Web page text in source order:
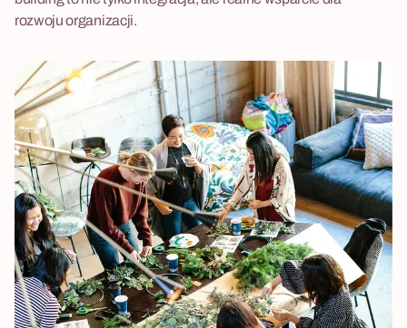
rozwoju organizacji.